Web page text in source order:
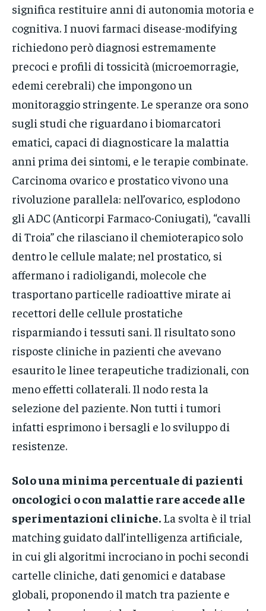
significa restituire anni di autonomia motoria e
cognitiva. I nuovi farmaci disease-modifying
richiedono però diagnosi estremamente
precoci e profili di tossicità (microemorragie,
edemi cerebrali) che impongono un
monitoraggio stringente. Le speranze ora sono
sugli studi che riguardano i biomarcatori
ematici, capaci di diagnosticare la malattia
anni prima dei sintomi, e le terapie combinate.
Carcinoma ovarico e prostatico vivono una
rivoluzione parallela: nell’ovarico, esplodono
gli ADC (Anticorpi Farmaco-Coniugati), “cavalli
di Troia” che rilasciano il chemioterapico solo
dentro le cellule malate; nel prostatico, si
affermano i radioligandi, molecole che
trasportano particelle radioattive mirate ai
recettori delle cellule prostatiche
risparmiando i tessuti sani. Il risultato sono
risposte cliniche in pazienti che avevano
esaurito le linee terapeutiche tradizionali, con
meno effetti collaterali. Il nodo resta la
selezione del paziente. Non tutti i tumori
infatti esprimono i bersagli e lo sviluppo di
resistenze.
Solo una minima percentuale di pazienti
oncologici o con malattie rare accede alle
sperimentazioni cliniche. La svolta è il trial
matching guidato dall’intelligenza artificiale,
in cui gli algoritmi incrociano in pochi secondi
cartelle cliniche, dati genomici e database
globali, proponendo il match tra paziente e